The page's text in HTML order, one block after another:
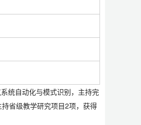
统自动化与模式识别，主持完
省级教学研究项目2项，获得